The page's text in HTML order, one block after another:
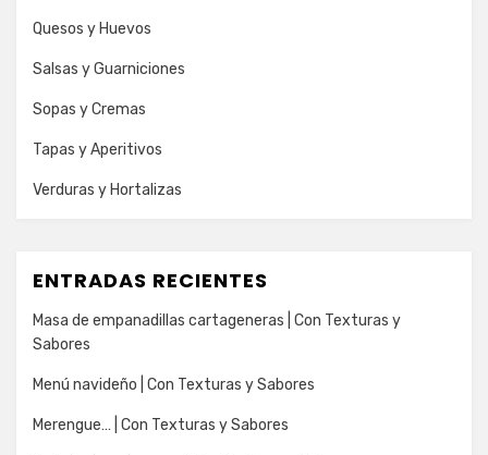
Quesos y Huevos
Salsas y Guarniciones
Sopas y Cremas
Tapas y Aperitivos
Verduras y Hortalizas
ENTRADAS RECIENTES
Masa de empanadillas cartageneras | Con Texturas y
Sabores
Menú navideño | Con Texturas y Sabores
Merengue… | Con Texturas y Sabores